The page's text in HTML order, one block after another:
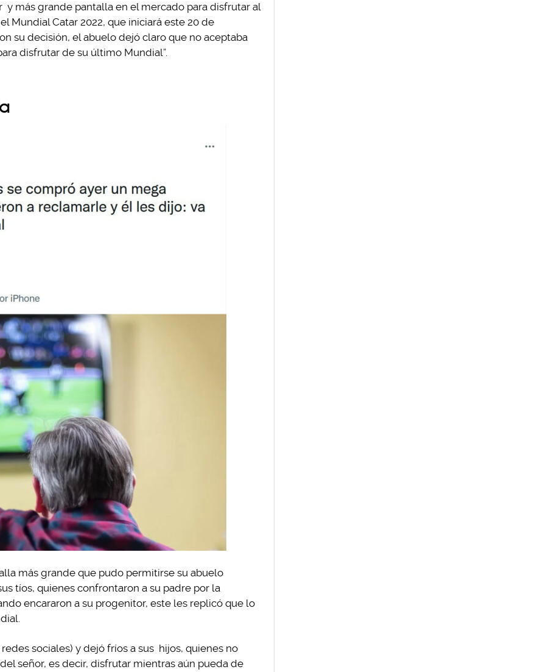
y más grande pantalla en el mercado para disfrutar al
Mundial Catar 2022, que iniciará este 20 de
su decisión, el abuelo dejó claro que no aceptaba
disfrutar de su último Mundial”.
más grande que pudo permitirse su abuelo
tíos, quienes confrontaron a su padre por la
encararon a su progenitor, este les replicó que lo
sociales) y dejó fríos a sus hijos, quienes no
señor, es decir, disfrutar mientras aún pueda de